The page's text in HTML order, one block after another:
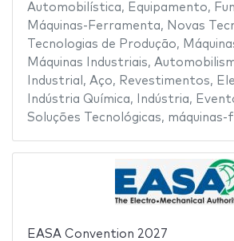
Automobilística, Equipamento,
Máquinas-Ferramenta, Novas
Tecnologias de Produção,
Máquinas Industriais,
Industrial , Aço, Revestimentos,
Indústria Química, Indústria,
Soluções Tecnológicas,
EASA Convention 2027